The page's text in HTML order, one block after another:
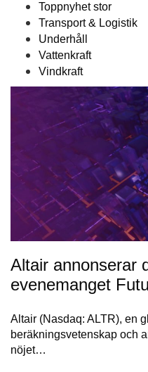
Toppnyhet stor
Transport & Logistik
Underhåll
Vattenkraft
Vindkraft
Altair annonserar
evenemanget
Altair (Nasdaq: ALTR), en
beräkningsvetenskap och
nöjet…